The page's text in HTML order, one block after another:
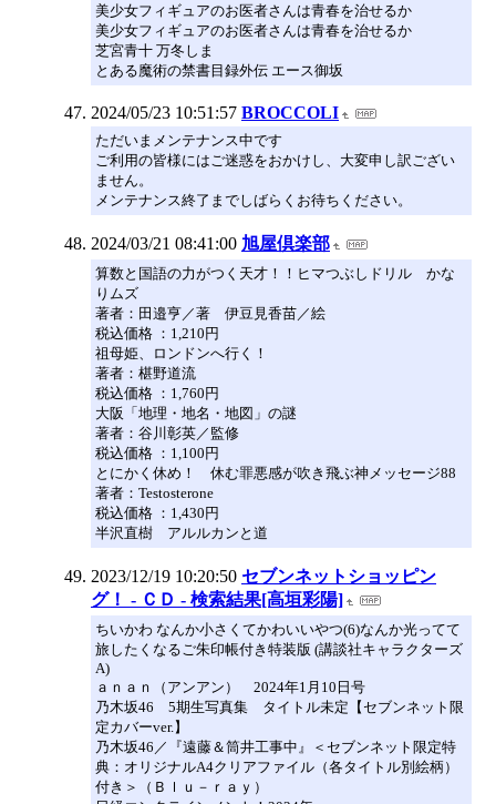
美少女フィギュアのお医者さんは青春を治せるか
美少女フィギュアのお医者さんは青春を治せるか
芝宮青十 万冬しま
とある魔術の禁書目録外伝 エース御坂
2024/05/23 10:51:57 BROCCOLI
ただいまメンテナンス中です
ご利用の皆様にはご迷惑をおかけし、大変申し訳ござい
ません。
メンテナンス終了までしばらくお待ちください。
2024/03/21 08:41:00 旭屋倶楽部
算数と国語の力がつく天才！！ヒマつぶしドリル かな
りムズ
著者：田邉亨／著 伊豆見香苗／絵
税込価格 ：1,210円
祖母姫、ロンドンへ行く！
著者：椹野道流
税込価格 ：1,760円
大阪「地理・地名・地図」の謎
著者：谷川彰英／監修
税込価格 ：1,100円
とにかく休め！ 休む罪悪感が吹き飛ぶ神メッセージ88
著者：Testosterone
税込価格 ：1,430円
半沢直樹 アルルカンと道
2023/12/19 10:20:50 セブンネットショッピン
グ！ - ＣＤ - 検索結果[高垣彩陽]
ちいかわ なんか小さくてかわいいやつ(6)なんか光ってて
旅したくなるご朱印帳付き特装版 (講談社キャラクターズ
A)
ａｎａｎ（アンアン） 2024年1月10日号
乃木坂46 5期生写真集 タイトル未定【セブンネット限
定カバーver.】
乃木坂46／『遠藤＆筒井工事中』＜セブンネット限定特
典：オリジナルA4クリアファイル（各タイトル別絵柄）
付き＞（Ｂｌｕ－ｒａｙ）